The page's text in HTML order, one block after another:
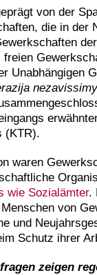
von der
die in der
freien
Unabhängigen
(KTR).
waren
wie Sozialämter.
von
und
Schutz ihrer
zeigen